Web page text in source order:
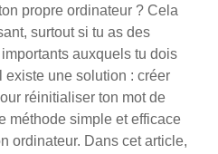
propre ordinateur ? Cela
surtout si tu as des
auxquels tu dois
existe une solution : créer
réinitialiser ton mot de
méthode simple et efficace
ordinateur. Dans cet article,